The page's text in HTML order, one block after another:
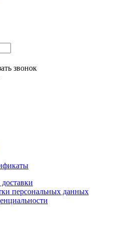
звонок
персональных данных